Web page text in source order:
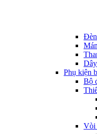
Phụ kiện
Bộ
Vòi